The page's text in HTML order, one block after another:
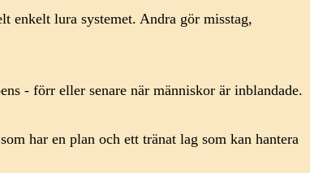
enkelt lura systemet. Andra gör misstag,
- förr eller senare när människor är inblandade.
har en plan och ett tränat lag som kan hantera